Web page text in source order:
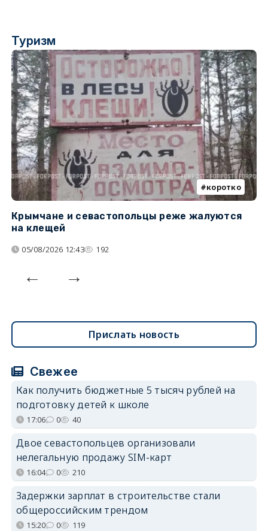
Туризм
коротко
Крымчане и севастопольцы реже жалуются
на клещей
05/08/2026 12:43 192
Прислать новость
Свежее
Как получить бюджетные 5 тысяч рублей на
подготовку детей к школе
17:06 0 40
Двое севастопольцев организовали
нелегальную продажу SIM-карт
16:04 0 210
Задержки зарплат в строительстве стали
общероссийским трендом
15:20 0 119